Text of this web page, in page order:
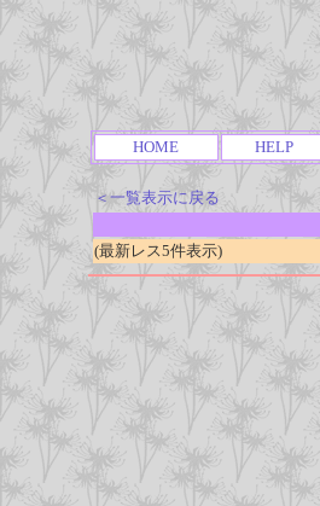
HOME HELP
＜一覧表示に戻る
(最新レス5件表示)